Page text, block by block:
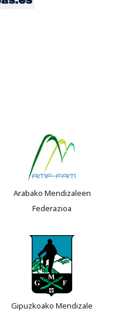
Arabako Mendizaleen
Federazioa
Gipuzkoako Mendizale